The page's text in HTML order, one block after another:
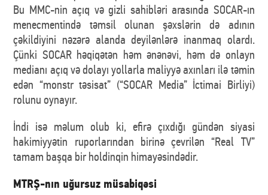
Bu MMC-nin açıq və gizli sahibləri arasında SOCAR-ın
menecmentində təmsil olunan şəxslərin də adının
çəkildiyini nəzərə alanda deyilənlərə inanmaq olardı.
Çünki SOCAR həqiqətən həm ənənəvi, həm də onlayn
medianı açıq və dolayı yollarla maliyyə axınları ilə təmin
edən “monstr təsisat” (“SOCAR Media” İctimai Birliyi)
rolunu oynayır.
İndi isə məlum olub ki, efirə çıxdığı gündən siyasi
hakimiyyətin ruporlarından birinə çevrilən “Real TV”
tamam başqa bir holdinqin himayəsindədir.
MTRŞ-nın uğursuz müsabiqəsi